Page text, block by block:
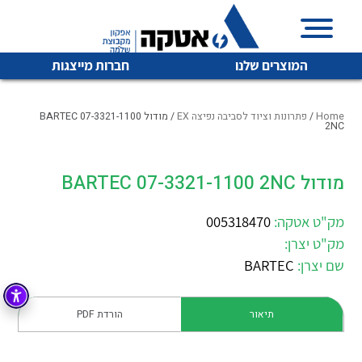
המוצרים שלנו חברות מייצגות
איכות | שרות | זמינות
והפצה של מוצרי
מיתוג, בקרה , ואינסטלציה חשמלית ופעילה ב7 תחומים:
חשמל מיתוג ואינסטלציה חשמלית
בקרה
זיווד
לכל מוצרי היצרן לכל מוצרי היצרן
לכל מוצרי היצרן לכל מוצרי היצרן
Home
/ פתרונות וציוד לסביבה נפיצה EX / מודול BARTEC 07-3321-1100
2NC
מודול BARTEC 07-3321-1100 2NC
מק"ט אטקה: 005318470
מק"ט יצרן:
שם יצרן: BARTEC
תיאור הורדת PDF